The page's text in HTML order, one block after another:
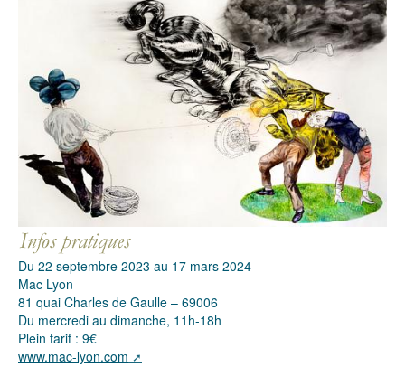
Du 22 septembre 2023 au 17 mars 2024
Mac Lyon
81 quai Charles de Gaulle – 69006
Du mercredi au dimanche, 11h-18h
Plein tarif : 9€
www.mac-lyon.com